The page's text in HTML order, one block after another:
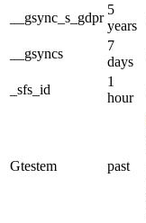
__gsync_s_gdpr
5
years
__gsyncs
7
days
_sfs_id
1
hour
Gtestem past